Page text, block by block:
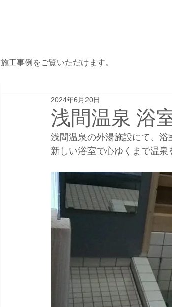
施工事例をご覧いただけます。
浅間温泉 浴
2024年6月20日
浅間温泉の外湯施設にて、浴
新しい浴室で心ゆくまで温泉